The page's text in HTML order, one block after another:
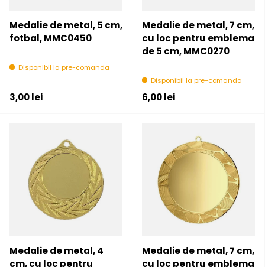
Medalie de metal, 5 cm,
fotbal, MMC0450
Disponibil la pre-comanda
Pret initial
3,00 lei
Medalie de metal, 7 cm,
cu loc pentru emblema
de 5 cm, MMC0270
Disponibil la pre-comanda
Pret initial
6,00 lei
Medalie de metal, 4
cm, cu loc pentru
Medalie de metal, 7 cm,
cu loc pentru emblema